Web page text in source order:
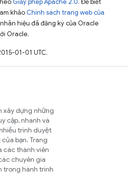
Giấy phép Apache 2.0. Để biết
khảo Chính sách trang web của
hiệu đã đăng ký của Oracle
Oracle.
01-01 UTC.
xây dựng những
cập, nhanh và
trình duyệt
bạn. Trang
các thành viên
chuyên gia
trong hành trình